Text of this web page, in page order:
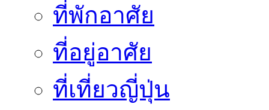
ที่พักอาศัย
ที่อยู่อาศัย
ที่เที่ยวญี่ปุ่น